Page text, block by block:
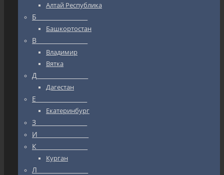
Алтай Республика
Б_________________
Башкортостан
В_________________
Владимир
Вятка
Д_________________
Дагестан
Е_________________
Екатеринбург
З_________________
И_________________
К_________________
Курган
Л_________________